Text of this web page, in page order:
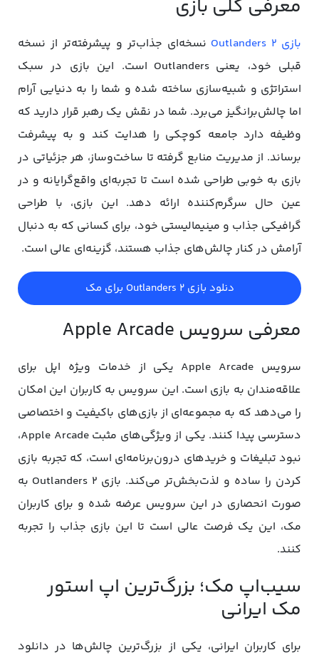
معرفی کلی بازی
بازی Outlanders 2
نسخه‌ای جذاب‌تر و پیشرفته‌تر از نسخه
قبلی خود، یعنی Outlanders است. این بازی در سبک
استراتژی و شبیه‌سازی ساخته شده و شما را به دنیایی آرام
اما چالش‌برانگیز می‌برد. شما در نقش یک رهبر قرار دارید که
وظیفه دارد جامعه کوچکی را هدایت کند و به پیشرفت
برساند. از مدیریت منابع گرفته تا ساخت‌وساز، هر جزئیاتی در
بازی به خوبی طراحی شده است تا تجربه‌ای واقع‌گرایانه و در
عین حال سرگرم‌کننده ارائه دهد. این بازی، با طراحی
گرافیکی جذاب و مینیمالیستی خود، برای کسانی که به دنبال
آرامش در کنار چالش‌های جذاب هستند، گزینه‌ای عالی است.
دنلود بازی Outlanders 2 برای مک
معرفی سرویس Apple Arcade
سرویس Apple Arcade یکی از خدمات ویژه اپل برای
علاقه‌مندان به بازی است. این سرویس به کاربران این امکان
را می‌دهد که به مجموعه‌ای از بازی‌های باکیفیت و اختصاصی
دسترسی پیدا کنند. یکی از ویژگی‌های مثبت Apple Arcade،
نبود تبلیغات و خریدهای درون‌برنامه‌ای است، که تجربه بازی
کردن را ساده و لذت‌بخش‌تر می‌کند. بازی Outlanders 2 به
صورت انحصاری در این سرویس عرضه شده و برای کاربران
مک، این یک فرصت عالی است تا این بازی جذاب را تجربه
کنند.
سیب‌اپ مک؛ بزرگ‌ترین اپ استور
مک ایرانی
برای کاربران ایرانی، یکی از بزرگ‌ترین چالش‌ها در دانلود